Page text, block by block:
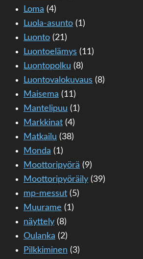
Loma (4)
Luola-asunto (1)
Luonto (21)
Luontoelämys (11)
Luontopolku (8)
Luontovalokuvaus (8)
Maisema (11)
Mantelipuu (1)
Markkinat (4)
Matkailu (38)
Monda (1)
Moottoripyörä (9)
Moottoripyöräily (39)
mp-messut (5)
Muurame (1)
näyttely (8)
Oulanka (2)
Pilkkiminen (3)